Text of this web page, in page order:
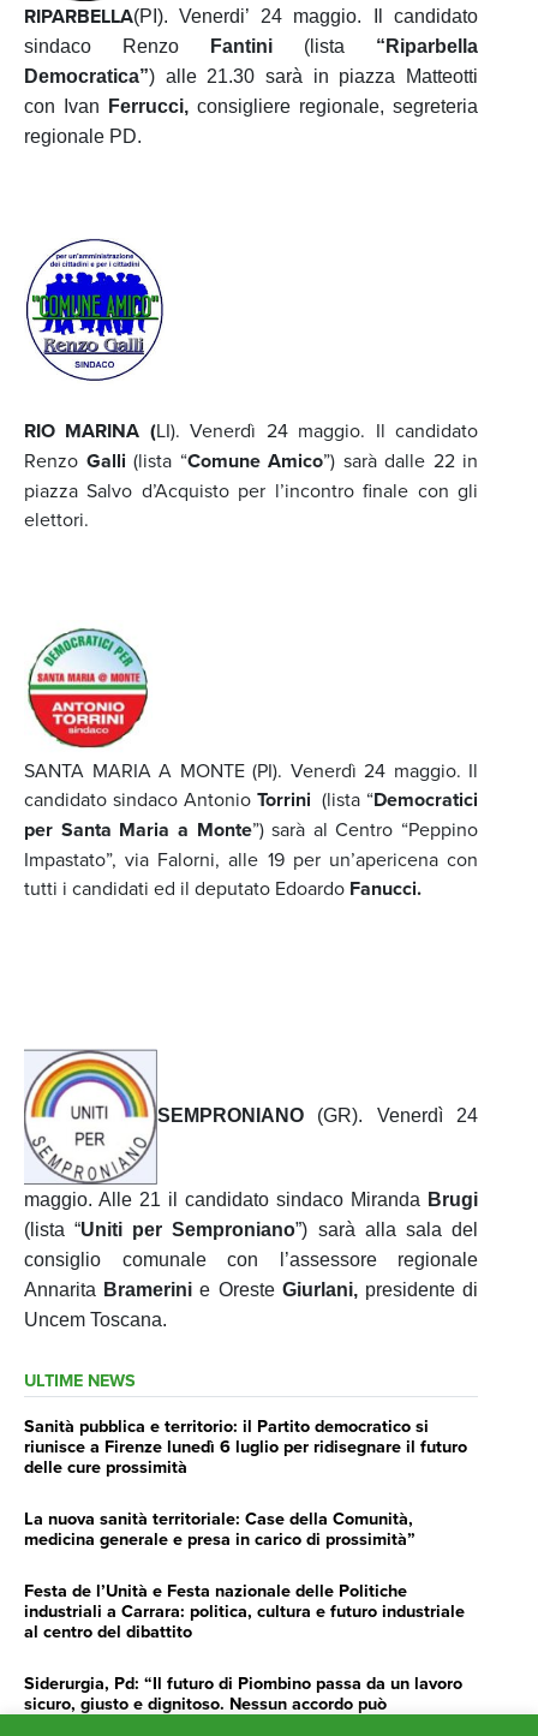
RIPARBELLA(PI). Venerdi’ 24 maggio. Il candidato
sindaco Renzo
Fantini (lista “Riparbella
Democratica”) alle 21.30 sarà in piazza Matteotti
con Ivan
Ferrucci, consigliere regionale, segreteria
regionale PD.
RIO MARINA (LI). Venerdì 24 maggio. Il candidato
Renzo Galli (lista “Comune Amico”) sarà dalle 22 in
piazza Salvo d’Acquisto per l’incontro finale con gli
elettori.
SANTA MARIA A MONTE (PI). Venerdì 24 maggio. Il
candidato sindaco Antonio Torrini (lista “Democratici
per Santa Maria a Monte”) sarà al Centro “Peppino
Impastato”, via Falorni, alle 19 per un’apericena con
tutti i candidati ed il deputato Edoardo Fanucci.
SEMPRONIANO (GR). Venerdì 24
maggio. Alle 21 il candidato sindaco Miranda Brugi
(lista “Uniti per Semproniano”) sarà alla sala del
consiglio comunale con l’assessore regionale
Annarita Bramerini e Oreste Giurlani,presidente di
Uncem Toscana.
ULTIME NEWS
Sanità pubblica e territorio: il Partito democratico si
riunisce a Firenze lunedì 6 luglio per ridisegnare il futuro
delle cure prossimità
La nuova sanità territoriale: Case della Comunità,
medicina generale e presa in carico di prossimità”
Festa de l’Unità e Festa nazionale delle Politiche
industriali a Carrara: politica, cultura e futuro industriale
al centro del dibattito
Siderurgia, Pd: “Il futuro di Piombino passa da un lavoro
sicuro, giusto e dignitoso. Nessun accordo può